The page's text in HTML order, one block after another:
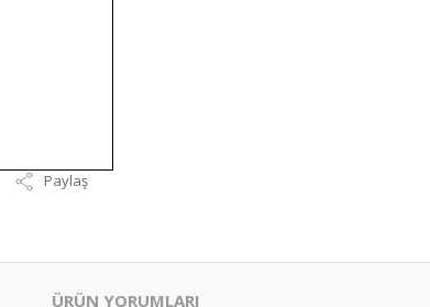
Paylaş
ÜRÜN YORUMLARI